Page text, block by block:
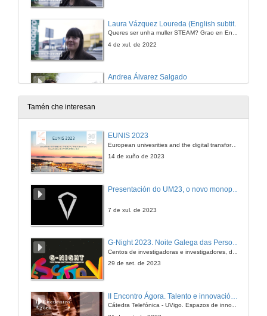
Queres ser unha muller STEAM? Grao en Enxeñaría Agraria
4 de xul. de 2022
Andrea Álvarez Salgado
Queres ser unha muller STEAM? Grao en Enxeñaría Agraria
4 de xul. de 2022
Laura Meno Fariñas
Queres ser unha muller STEAM? Grao en Enxeñaría Agraria
Queres ser unha muller STEAM? Grao en Enxeñaría Agraria
Queres ser unha muller STEAM?
Tamén che interesan
EUNIS 2023
European univesrities and the digital transformation: challenges and opportunities ahead
14 de xuño de 2023
7 de xul. de 2023
G-Night 2023. Noite Galega das Persoas Investigadoras. Conciencias creativas
29 de set. de 2023
Cátedra Telefónica - UVigo. Espazos de innovación